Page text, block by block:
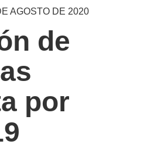
AGOSTO DE 2020
de
por